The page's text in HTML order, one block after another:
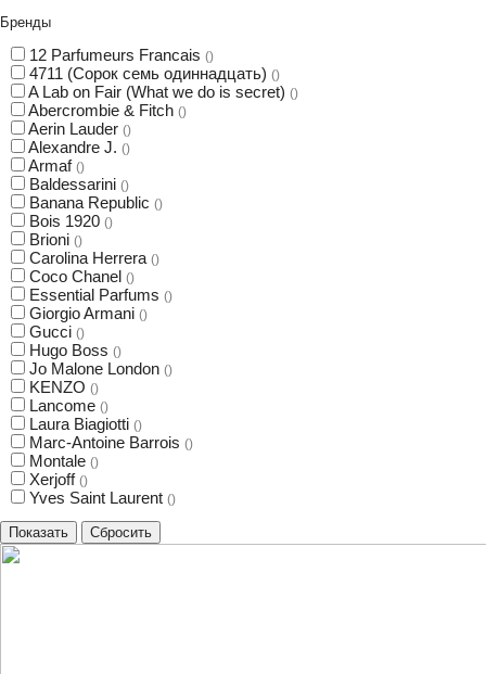
Бренды
12 Parfumeurs Francais ()
4711 (Сорок семь одиннадцать) ()
A Lab on Fair (What we do is secret) ()
Abercrombie & Fitch ()
Aerin Lauder ()
Alexandre J. ()
Armaf ()
Baldessarini ()
Banana Republic ()
Bois 1920 ()
Brioni ()
Carolina Herrera ()
Coco Chanel ()
Essential Parfums ()
Giorgio Armani ()
Gucci ()
Hugo Boss ()
Jo Malone London ()
KENZO ()
Lancome ()
Laura Biagiotti ()
Marc-Antoine Barrois ()
Montale ()
Xerjoff ()
Yves Saint Laurent ()